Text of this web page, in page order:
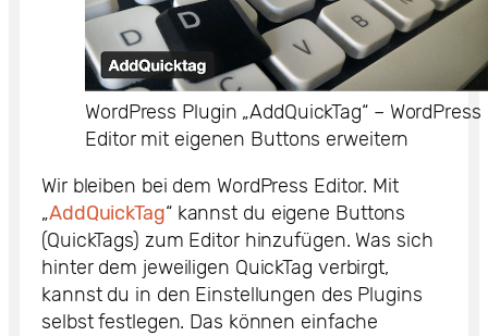
WordPress Plugin „AddQuickTag“ – WordPress
Editor mit eigenen Buttons erweitern
Wir bleiben bei dem WordPress Editor. Mit
„AddQuickTag“ kannst du eigene Buttons
(QuickTags) zum Editor hinzufügen. Was sich
hinter dem jeweiligen QuickTag verbirgt,
kannst du in den Einstellungen des Plugins
selbst festlegen. Das können einfache